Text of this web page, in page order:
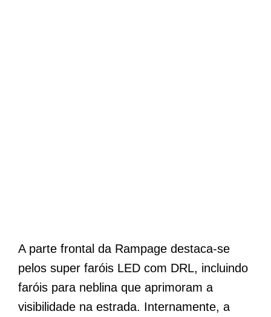
A parte frontal da Rampage destaca-se
pelos super faróis LED com DRL, incluindo
faróis para neblina que aprimoram a
visibilidade na estrada. Internamente, a